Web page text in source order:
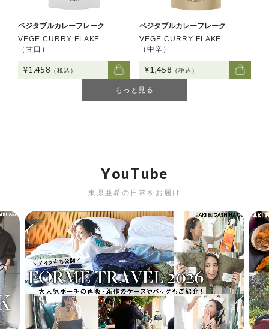
ベジタブルカレーフレーク
VEGE CURRY FLAKE
（甘口）
¥1,458 （税込）
ベジタブルカレーフレーク
VEGE CURRY FLAKE
（中辛）
¥1,458 （税込）
もっと見る
YouTube
東原亜希の日常をお届け